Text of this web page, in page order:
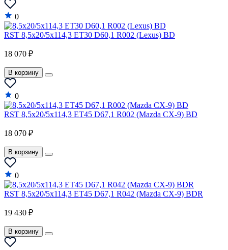
0
RST 8,5x20/5x114,3 ET30 D60,1 R002 (Lexus) BD
18 070 ₽
В корзину
0
RST 8,5x20/5x114,3 ET45 D67,1 R002 (Mazda CX-9) BD
18 070 ₽
В корзину
0
RST 8,5x20/5x114,3 ET45 D67,1 R042 (Mazda CX-9) BDR
19 430 ₽
В корзину